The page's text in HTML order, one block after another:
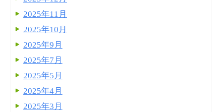
2025年11月
2025年10月
2025年9月
2025年7月
2025年5月
2025年4月
2025年3月